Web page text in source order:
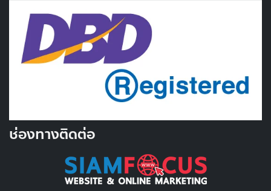
ช่องทางติดต่อ